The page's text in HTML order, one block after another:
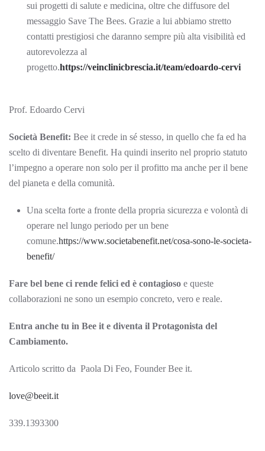
sui progetti di salute e medicina, oltre che diffusore del
messaggio Save The Bees. Grazie a lui abbiamo stretto
contatti prestigiosi che daranno sempre più alta visibilità ed
autorevolezza al
progetto.https://veinclinicbrescia.it/team/edoardo-cervi
Prof. Edoardo Cervi
Società Benefit: Bee it crede in sé stesso, in quello che fa ed ha
scelto di diventare Benefit. Ha quindi inserito nel proprio statuto
l’impegno a operare non solo per il profitto ma anche per il bene
del pianeta e della comunità.
Una scelta forte a fronte della propria sicurezza e volontà di
operare nel lungo periodo per un bene
comune.https://www.societabenefit.net/cosa-sono-le-societa-
benefit/
Fare bel bene ci rende felici ed è contagioso e queste
collaborazioni ne sono un esempio concreto, vero e reale.
Entra anche tu in Bee it e diventa il Protagonista del
Cambiamento.
Articolo scritto da Paola Di Feo, Founder Bee it.
love@beeit.it
339.1393300